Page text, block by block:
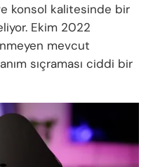
konsol kalitesinde bir
Ekim 2022
mevcut
sıçraması ciddi bir